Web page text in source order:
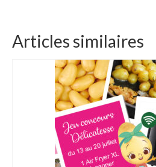
Articles similaires